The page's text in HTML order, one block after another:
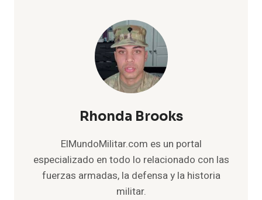
Rhonda Brooks
ElMundoMilitar.com es un portal
especializado en todo lo relacionado con las
fuerzas armadas, la defensa y la historia
militar.